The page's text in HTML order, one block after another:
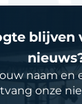
blijven
naam en
onze